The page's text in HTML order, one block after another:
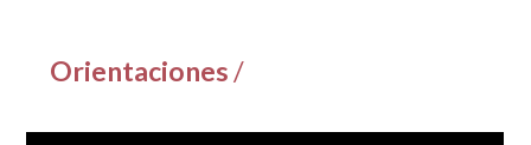
Orientaciones/